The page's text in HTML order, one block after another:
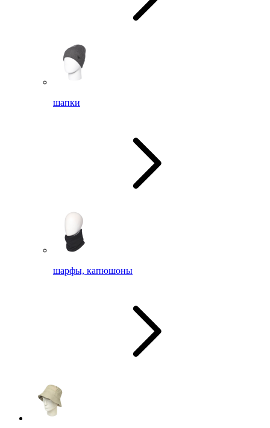
шапки
шарфы, капюшоны